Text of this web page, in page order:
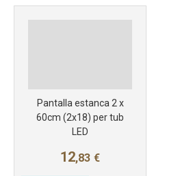
Pantalla estanca 2 x
60cm (2x18) per tub
LED
12,83 €